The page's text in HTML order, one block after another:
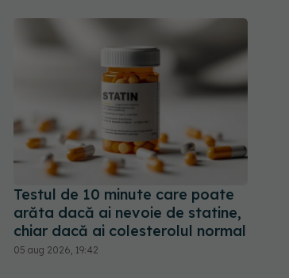
Testul de 10 minute care poate
arăta dacă ai nevoie de statine,
chiar dacă ai colesterolul normal
05 aug 2026, 19:42